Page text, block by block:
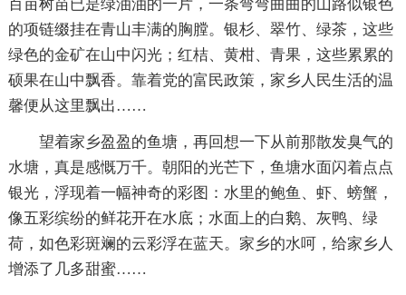
百亩树苗已是绿油油的一片，一条弯弯曲曲的山路似银色
的项链缀挂在青山丰满的胸膛。银杉、翠竹、绿茶，这些
绿色的金矿在山中闪光；红桔、黄柑、青果，这些累累的
硕果在山中飘香。靠着党的富民政策，家乡人民生活的温
馨便从这里飘出……
望着家乡盈盈的鱼塘，再回想一下从前那散发臭气的
水塘，真是感慨万千。朝阳的光芒下，鱼塘水面闪着点点
银光，浮现着一幅神奇的彩图：水里的鲍鱼、虾、螃蟹，
像五彩缤纷的鲜花开在水底；水面上的白鹅、灰鸭、绿
荷，如色彩斑斓的云彩浮在蓝天。家乡的水呵，给家乡人
增添了几多甜蜜……